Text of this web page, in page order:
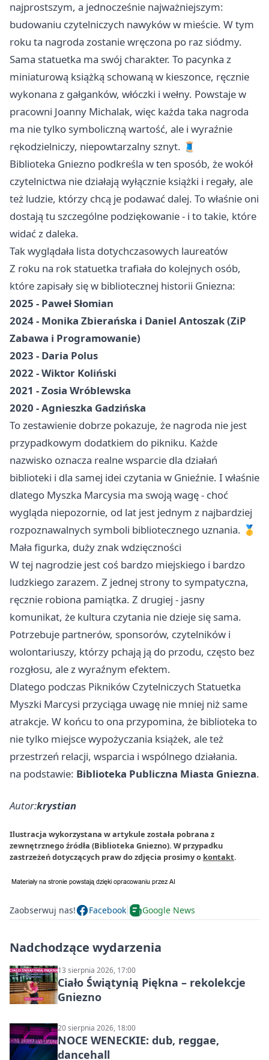
najprostszym, a jednocześnie najważniejszym:
budowaniu czytelniczych nawyków w mieście. W tym
roku ta nagroda zostanie wręczona po raz siódmy.
Sama statuetka ma swój charakter. To pacynka z
miniaturową książką schowaną w kieszonce, ręcznie
wykonana z gałganków, włóczki i wełny. Powstaje w
pracowni Joanny Michalak, więc każda taka nagroda
ma nie tylko symboliczną wartość, ale i wyraźnie
rękodzielniczy, niepowtarzalny sznyt. 🧵
Biblioteka Gniezno podkreśla w ten sposób, że wokół
czytelnictwa nie działają wyłącznie książki i regały, ale
też ludzie, którzy chcą je podawać dalej. To właśnie oni
dostają tu szczególne podziękowanie - i to takie, które
widać z daleka.
Tak wyglądała lista dotychczasowych laureatów
Z roku na rok statuetka trafiała do kolejnych osób,
które zapisały się w bibliotecznej historii Gniezna:
2025 - Paweł Słomian
2024 - Monika Zbierańska i Daniel Antoszak (ZiP
Zabawa i Programowanie)
2023 - Daria Polus
2022 - Wiktor Koliński
2021 - Zosia Wróblewska
2020 - Agnieszka Gadzińska
To zestawienie dobrze pokazuje, że nagroda nie jest
przypadkowym dodatkiem do pikniku. Każde
nazwisko oznacza realne wsparcie dla działań
biblioteki i dla samej idei czytania w Gnieźnie. I właśnie
dlatego Myszka Marcysia ma swoją wagę - choć
wygląda niepozornie, od lat jest jednym z najbardziej
rozpoznawalnych symboli bibliotecznego uznania. 🥇
Mała figurka, duży znak wdzięczności
W tej nagrodzie jest coś bardzo miejskiego i bardzo
ludzkiego zarazem. Z jednej strony to sympatyczna,
ręcznie robiona pamiątka. Z drugiej - jasny
komunikat, że kultura czytania nie dzieje się sama.
Potrzebuje partnerów, sponsorów, czytelników i
wolontariuszy, którzy pchają ją do przodu, często bez
rozgłosu, ale z wyraźnym efektem.
Dlatego podczas Pikników Czytelniczych Statuetka
Myszki Marcysi przyciąga uwagę nie mniej niż same
atrakcje. W końcu to ona przypomina, że biblioteka to
nie tylko miejsce wypożyczania książek, ale też
przestrzeń relacji, wsparcia i wspólnego działania.
na podstawie: Biblioteka Publiczna Miasta Gniezna.
Autor:krystian
Ilustracja wykorzystana w artykule została pobrana z
zewnętrznego źródła (Biblioteka Gniezno). W przypadku
zastrzeżeń dotyczących praw do zdjęcia prosimy o kontakt.
Zaobserwuj nas! Facebook Google News
Nadchodzące wydarzenia
13 sierpnia 2026, 17:00
Ciało Świątynią Piękna – rekolekcje
Gniezno
20 sierpnia 2026, 18:00
NOCE WENECKIE: dub, reggae,
dancehall